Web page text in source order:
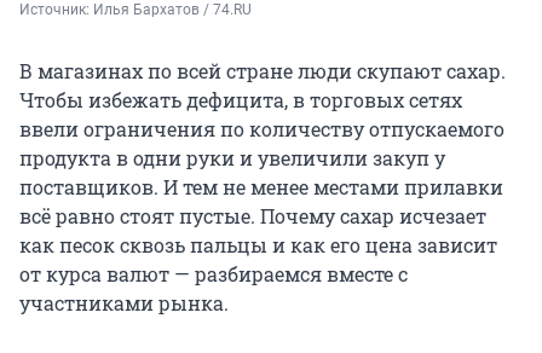
Источник: Илья Бархатов / 74.RU
В магазинах по всей стране люди скупают сахар.
Чтобы избежать дефицита, в торговых сетях
ввели ограничения по количеству отпускаемого
продукта в одни руки и увеличили закуп у
поставщиков. И тем не менее местами прилавки
всё равно стоят пустые. Почему сахар исчезает
как песок сквозь пальцы и как его цена зависит
от курса валют — разбираемся вместе с
участниками рынка.